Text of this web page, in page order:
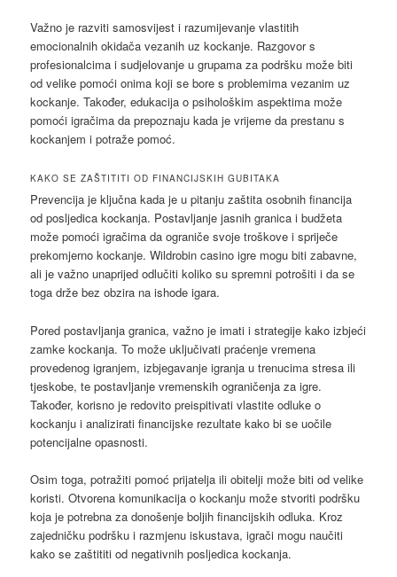
Važno je razviti samosvijest i razumijevanje vlastitih
emocionalnih okidača vezanih uz kockanje. Razgovor s
profesionalcima i sudjelovanje u grupama za podršku može biti
od velike pomoći onima koji se bore s problemima vezanim uz
kockanje. Također, edukacija o psihološkim aspektima može
pomoći igračima da prepoznaju kada je vrijeme da prestanu s
kockanjem i potraže pomoć.
KAKO SE ZAŠTITITI OD FINANCIJSKIH GUBITAKA
Prevencija je ključna kada je u pitanju zaštita osobnih financija
od posljedica kockanja. Postavljanje jasnih granica i budžeta
može pomoći igračima da ograniče svoje troškove i spriječe
prekomjerno kockanje. Wildrobin casino igre mogu biti zabavne,
ali je važno unaprijed odlučiti koliko su spremni potrošiti i da se
toga drže bez obzira na ishode igara.
Pored postavljanja granica, važno je imati i strategije kako izbjeći
zamke kockanja. To može uključivati praćenje vremena
provedenog igranjem, izbjegavanje igranja u trenucima stresa ili
tjeskobe, te postavljanje vremenskih ograničenja za igre.
Također, korisno je redovito preispitivati vlastite odluke o
kockanju i analizirati financijske rezultate kako bi se uočile
potencijalne opasnosti.
Osim toga, potražiti pomoć prijatelja ili obitelji može biti od velike
koristi. Otvorena komunikacija o kockanju može stvoriti podršku
koja je potrebna za donošenje boljih financijskih odluka. Kroz
zajedničku podršku i razmjenu iskustava, igrači mogu naučiti
kako se zaštititi od negativnih posljedica kockanja.